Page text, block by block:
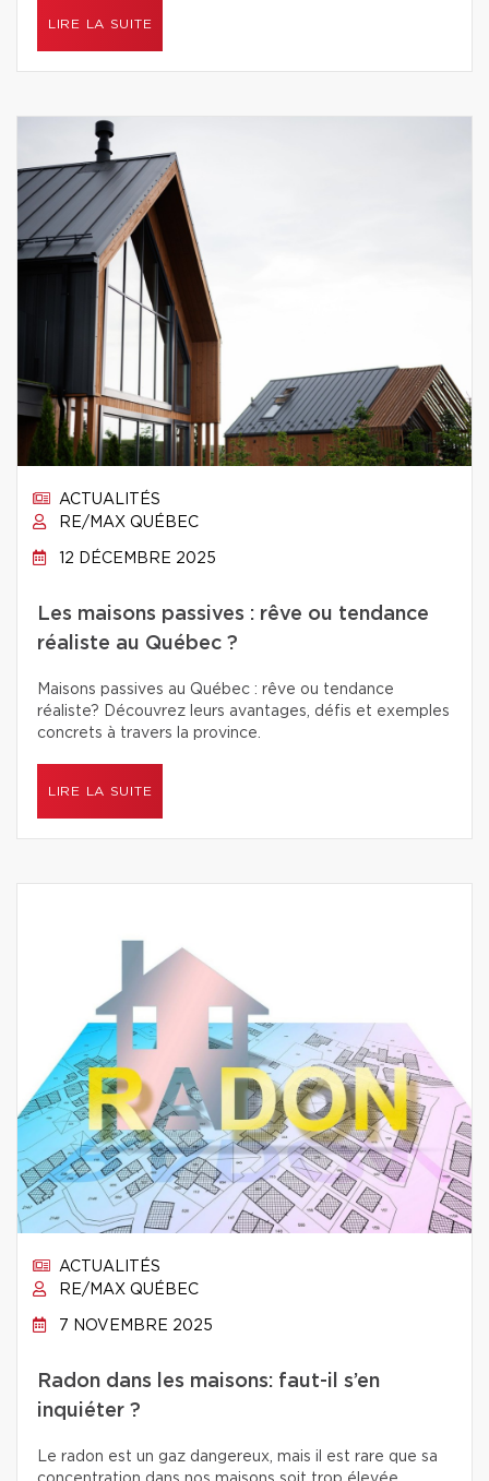
LIRE LA SUITE
ACTUALITÉS
RE/MAX QUÉBEC
12 DÉCEMBRE 2025
Les maisons passives : rêve ou tendance
réaliste au Québec ?
Maisons passives au Québec : rêve ou tendance
réaliste? Découvrez leurs avantages, défis et exemples
concrets à travers la province.
LIRE LA SUITE
ACTUALITÉS
RE/MAX QUÉBEC
7 NOVEMBRE 2025
Radon dans les maisons: faut-il s’en
inquiéter ?
Le radon est un gaz dangereux, mais il est rare que sa